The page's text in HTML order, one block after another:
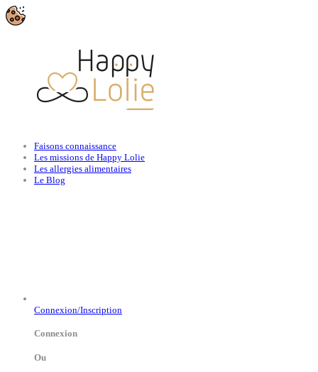
Faisons connaissance
Les missions de Happy Lolie
Les allergies alimentaires
Le Blog
Connexion/Inscription
Connexion
Ou